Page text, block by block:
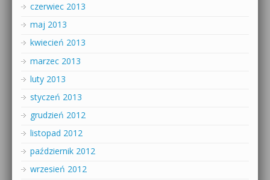
czerwiec 2013
maj 2013
kwiecień 2013
marzec 2013
luty 2013
styczeń 2013
grudzień 2012
listopad 2012
październik 2012
wrzesień 2012